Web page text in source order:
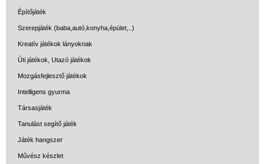
Építőjáték
Szerepjáték (baba,autó,konyha,épület,..)
Kreatív játékok lányoknak
Úti játékok, Utazó játékok
Mozgásfejlesztő játékok
Intelligens gyurma
Társasjáték
Tanulást segítő játék
Játék hangszer
Művész készlet